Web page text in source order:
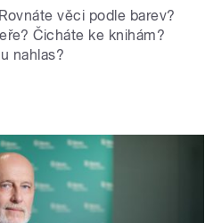
věci podle barev?
Čicháte ke knihám?
nahlas?